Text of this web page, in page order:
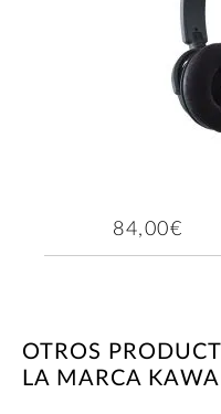
84,00€
OTROS
LA MARCA KAWAI